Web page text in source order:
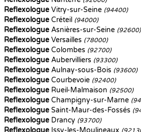
Reflexologue Vitry-sur-Seine (94400)
Reflexologue Créteil (94000)
Reflexologue Asnières-sur-Seine (92600)
Reflexologue Versailles (78000)
Reflexologue Colombes (92700)
Reflexologue Aubervilliers (93300)
Reflexologue Aulnay-sous-Bois (93600)
Reflexologue Courbevoie (92400)
Reflexologue Rueil-Malmaison (92500)
Reflexologue Champigny-sur-Marne
Reflexologue Saint-Maur-des-Fossés
Reflexologue Drancy (93700)
Reflexologue Issy-les-Moulineaux